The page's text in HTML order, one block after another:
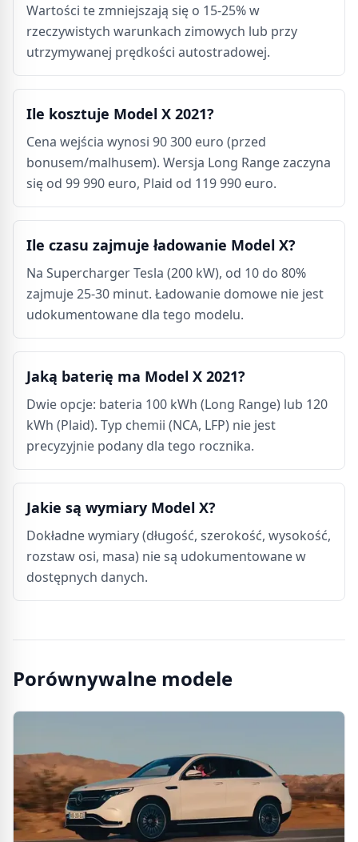
Wartości te zmniejszają się o 15-25% w
rzeczywistych warunkach zimowych lub przy
utrzymywanej prędkości autostradowej.
Ile kosztuje Model X 2021?
Cena wejścia wynosi 90 300 euro (przed
bonusem/malhusem). Wersja Long Range zaczyna
się od 99 990 euro, Plaid od 119 990 euro.
Ile czasu zajmuje ładowanie Model X?
Na Supercharger Tesla (200 kW), od 10 do 80%
zajmuje 25-30 minut. Ładowanie domowe nie jest
udokumentowane dla tego modelu.
Jaką baterię ma Model X 2021?
Dwie opcje: bateria 100 kWh (Long Range) lub 120
kWh (Plaid). Typ chemii (NCA, LFP) nie jest
precyzyjnie podany dla tego rocznika.
Jakie są wymiary Model X?
Dokładne wymiary (długość, szerokość, wysokość,
rozstaw osi, masa) nie są udokumentowane w
dostępnych danych.
Porównywalne modele